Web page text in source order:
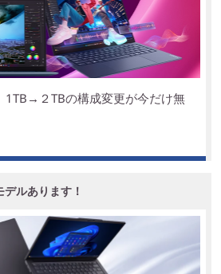
２TBの構成変更が今だけ無
ルあります！